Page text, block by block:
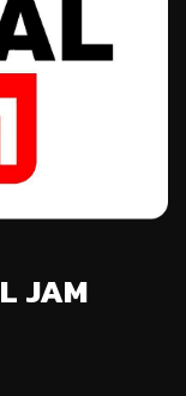
JAM